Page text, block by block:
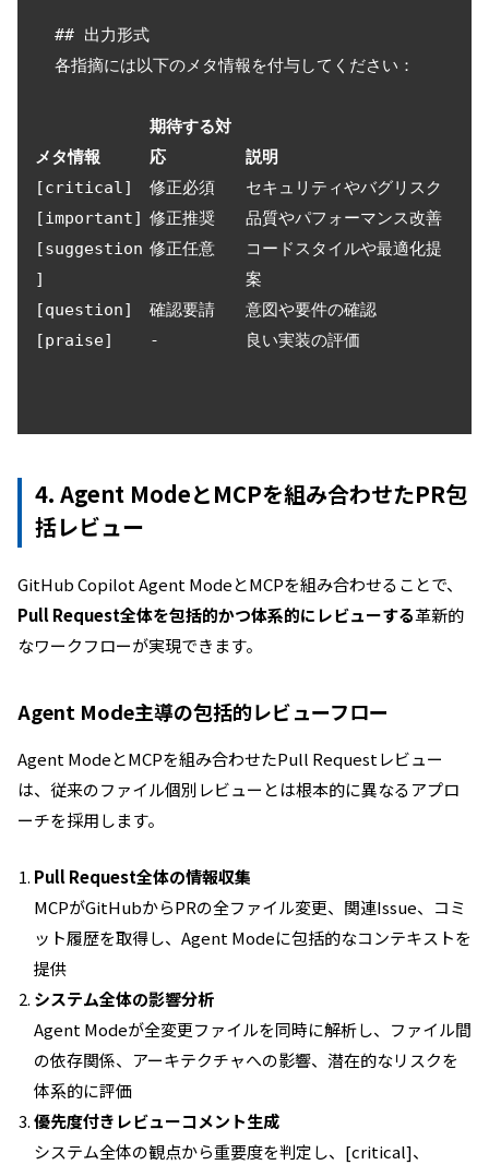
メタ情報
期待する対
応
説明
[critical]
修正必須
セキュリティやバグリスク
[important] 修正推奨
品質やパフォーマンス改善
[suggestion
]
修正任意
コードスタイルや最適化提
案
[question]
確認要請
意図や要件の確認
[praise]
- 良い実装の評価
4. Agent ModeとMCPを組み合わせたPR包
括レビュー
GitHub Copilot Agent ModeとMCPを組み合わせることで、
Pull Request全体を包括的かつ体系的にレビューする革新的
なワークフローが実現できます。
Agent Mode主導の包括的レビューフロー
Agent ModeとMCPを組み合わせたPull Requestレビュー
は、従来のファイル個別レビューとは根本的に異なるアプロ
ーチを採用します。
Pull Request全体の情報収集
MCPがGitHubからPRの全ファイル変更、関連Issue、コミ
ット履歴を取得し、Agent Modeに包括的なコンテキストを
提供
システム全体の影響分析
Agent Modeが全変更ファイルを同時に解析し、ファイル間
の依存関係、アーキテクチャへの影響、潜在的なリスクを
体系的に評価
優先度付きレビューコメント生成
システム全体の観点から重要度を判定し、[critical]、